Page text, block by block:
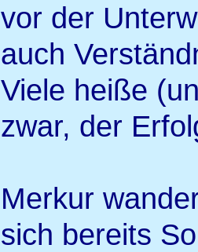
vor der
auch
Viele heiße
zwar, der
Merkur
sich bereits